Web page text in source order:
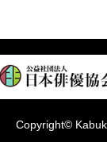
Copyright©